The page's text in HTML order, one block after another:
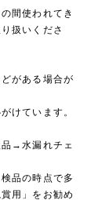
間使われてき
扱いくださ
がある場合が
けています。
→水漏れチェ
品の時点で多
用」をお勧め